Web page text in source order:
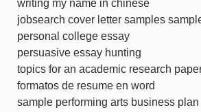
writing my name in chinese
jobsearch cover letter samples
personal college essay
persuasive essay hunting
topics for an academic research
formatos de resume en word
sample performing arts business plan